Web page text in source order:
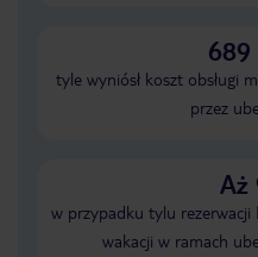
689
tyle wyniósł koszt obsługi
przez
Aż
w przypadku tylu
wakacji w ramach